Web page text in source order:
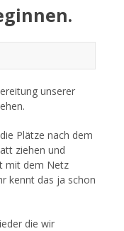
unserer
Plätze nach dem
ziehen und
mit dem Netz
kennt das ja schon
die wir